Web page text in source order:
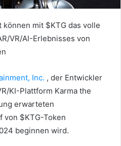
mit $KTG das volle
VR/AI-Erlebnisses von
Inc. , der Entwickler
KI-Plattform Karma the
erwarteten
von $KTG-Token
beginnen wird.